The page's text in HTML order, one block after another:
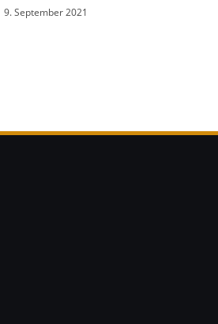
9. September 2021